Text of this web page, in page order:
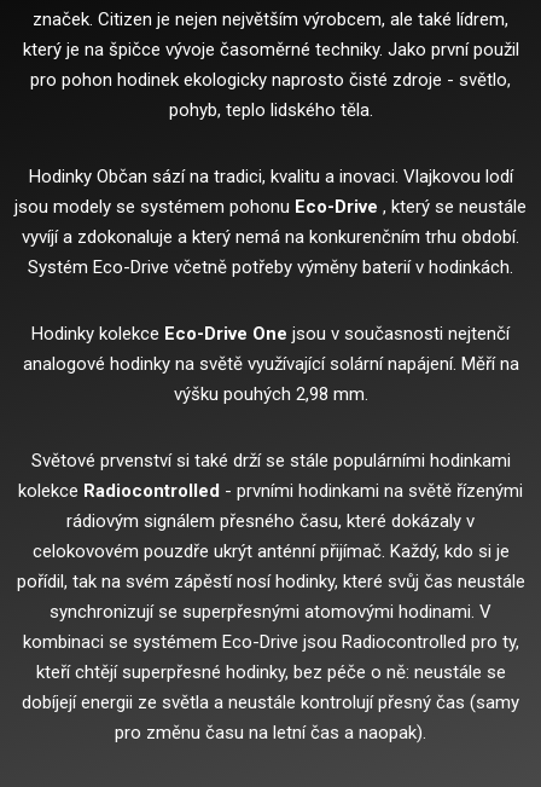
značek. Citizen je nejen největším výrobcem, ale také lídrem,
který je na špičce vývoje časoměrné techniky. Jako první použil
pro pohon hodinek ekologicky naprosto čisté zdroje - světlo,
pohyb, teplo lidského těla.
Hodinky Občan sází na tradici, kvalitu a inovaci. Vlajkovou lodí
jsou modely se systémem pohonu Eco-Drive , který se neustále
vyvíjí a zdokonaluje a který nemá na konkurenčním trhu období.
Systém Eco-Drive včetně potřeby výměny baterií v hodinkách.
Hodinky kolekce Eco-Drive One jsou v současnosti nejtenčí
analogové hodinky na světě využívající solární napájení. Měří na
výšku pouhých 2,98 mm.
Světové prvenství si také drží se stále populárními hodinkami
kolekce Radiocontrolled - prvními hodinkami na světě řízenými
rádiovým signálem přesného času, které dokázaly v
celokovovém pouzdře ukrýt anténní přijímač. Každý, kdo si je
pořídil, tak na svém zápěstí nosí hodinky, které svůj čas neustále
synchronizují se superpřesnými atomovými hodinami. V
kombinaci se systémem Eco-Drive jsou Radiocontrolled pro ty,
kteří chtějí superpřesné hodinky, bez péče o ně: neustále se
dobíjejí energii ze světla a neustále kontrolují přesný čas (samy
pro změnu času na letní čas a naopak).